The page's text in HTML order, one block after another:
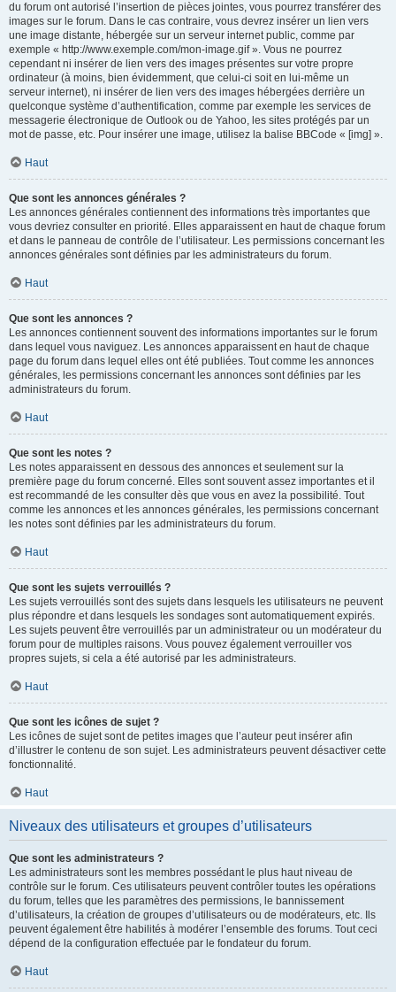
du forum ont autorisé l’insertion de pièces jointes, vous pourrez transférer des
images sur le forum. Dans le cas contraire, vous devrez insérer un lien vers
une image distante, hébergée sur un serveur internet public, comme par
exemple « http://www.exemple.com/mon-image.gif ». Vous ne pourrez
cependant ni insérer de lien vers des images présentes sur votre propre
ordinateur (à moins, bien évidemment, que celui-ci soit en lui-même un
serveur internet), ni insérer de lien vers des images hébergées derrière un
quelconque système d’authentification, comme par exemple les services de
messagerie électronique de Outlook ou de Yahoo, les sites protégés par un
mot de passe, etc. Pour insérer une image, utilisez la balise BBCode « [img] ».
Haut
Que sont les annonces générales ?
Les annonces générales contiennent des informations très importantes que
vous devriez consulter en priorité. Elles apparaissent en haut de chaque forum
et dans le panneau de contrôle de l’utilisateur. Les permissions concernant les
annonces générales sont définies par les administrateurs du forum.
Haut
Que sont les annonces ?
Les annonces contiennent souvent des informations importantes sur le forum
dans lequel vous naviguez. Les annonces apparaissent en haut de chaque
page du forum dans lequel elles ont été publiées. Tout comme les annonces
générales, les permissions concernant les annonces sont définies par les
administrateurs du forum.
Haut
Que sont les notes ?
Les notes apparaissent en dessous des annonces et seulement sur la
première page du forum concerné. Elles sont souvent assez importantes et il
est recommandé de les consulter dès que vous en avez la possibilité. Tout
comme les annonces et les annonces générales, les permissions concernant
les notes sont définies par les administrateurs du forum.
Haut
Que sont les sujets verrouillés ?
Les sujets verrouillés sont des sujets dans lesquels les utilisateurs ne peuvent
plus répondre et dans lesquels les sondages sont automatiquement expirés.
Les sujets peuvent être verrouillés par un administrateur ou un modérateur du
forum pour de multiples raisons. Vous pouvez également verrouiller vos
propres sujets, si cela a été autorisé par les administrateurs.
Haut
Que sont les icônes de sujet ?
Les icônes de sujet sont de petites images que l’auteur peut insérer afin
d’illustrer le contenu de son sujet. Les administrateurs peuvent désactiver cette
fonctionnalité.
Haut
Niveaux des utilisateurs et groupes d’utilisateurs
Que sont les administrateurs ?
Les administrateurs sont les membres possédant le plus haut niveau de
contrôle sur le forum. Ces utilisateurs peuvent contrôler toutes les opérations
du forum, telles que les paramètres des permissions, le bannissement
d’utilisateurs, la création de groupes d’utilisateurs ou de modérateurs, etc. Ils
peuvent également être habilités à modérer l’ensemble des forums. Tout ceci
dépend de la configuration effectuée par le fondateur du forum.
Haut